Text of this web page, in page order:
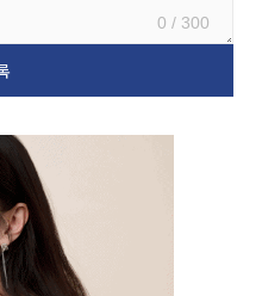
0 / 300